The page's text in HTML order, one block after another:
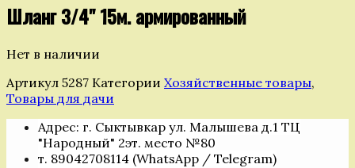
Шланг 3/4" 15м. армированный
Нет в наличии
Артикул 5287 Категории Хозяйственные товары,
Товары для дачи
Адрес: г. Сыктывкар ул. Малышева д.1 ТЦ
"Народный" 2эт. место №80
т. 89042708114 (WhatsApp / Telegram)